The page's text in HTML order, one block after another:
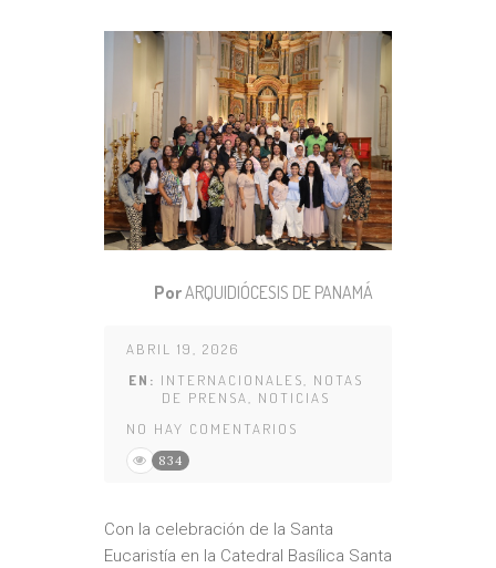
PorARQUIDIÓCESIS DE PANAMÁ
ABRIL 19, 2026
EN: INTERNACIONALES
NOTAS
DE PRENSA
NOTICIAS
NO HAY COMENTARIOS
834
Con la celebración de la Santa
Eucaristía en la Catedral Basílica Santa